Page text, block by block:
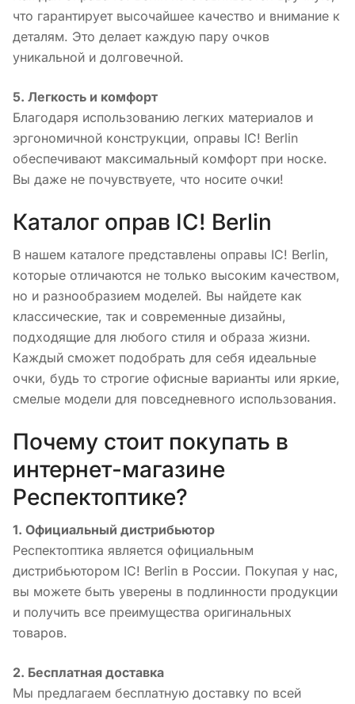
что гарантирует высочайшее качество и внимание к
деталям. Это делает каждую пару очков
уникальной и долговечной.
5. Легкость и комфорт
Благодаря использованию легких материалов и
эргономичной конструкции, оправы IC! Berlin
обеспечивают максимальный комфорт при носке.
Вы даже не почувствуете, что носите очки!
Каталог оправ IC! Berlin
В нашем каталоге представлены оправы IC! Berlin,
которые отличаются не только высоким качеством,
но и разнообразием моделей. Вы найдете как
классические, так и современные дизайны,
подходящие для любого стиля и образа жизни.
Каждый сможет подобрать для себя идеальные
очки, будь то строгие офисные варианты или яркие,
смелые модели для повседневного использования.
Почему стоит покупать в
интернет-магазине
Респектоптике?
1. Официальный дистрибьютор
Респектоптика является официальным
дистрибьютором IC! Berlin в России. Покупая у нас,
вы можете быть уверены в подлинности продукции
и получить все преимущества оригинальных
товаров.
2. Бесплатная доставка
Мы предлагаем бесплатную доставку по всей